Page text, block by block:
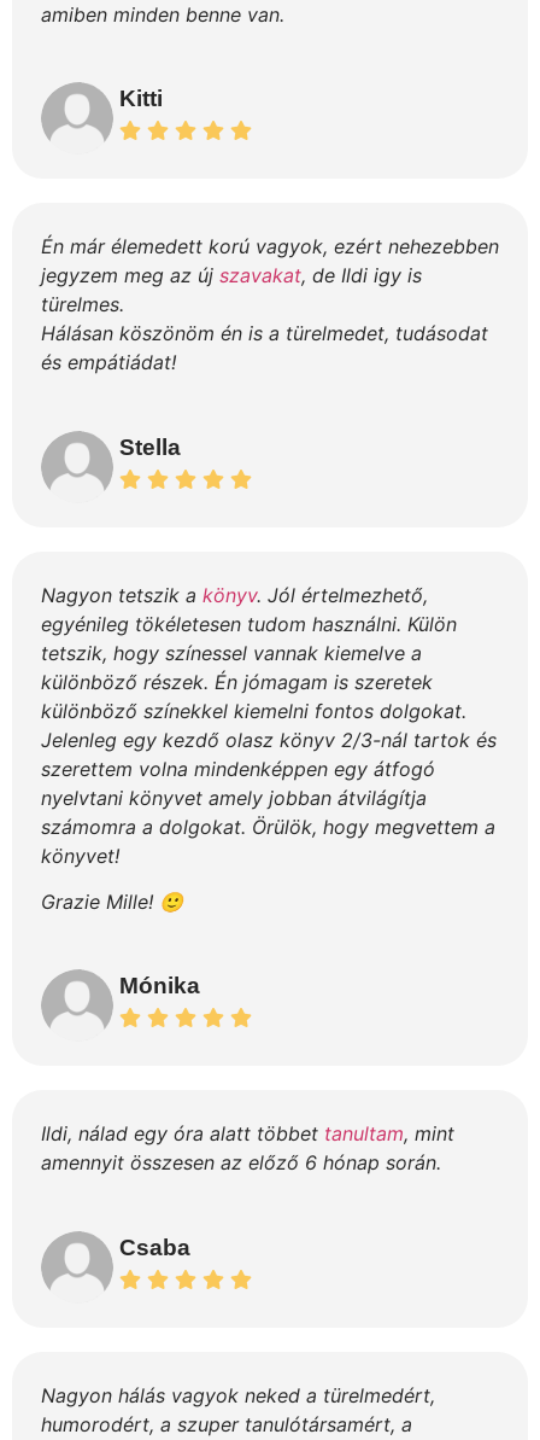
amiben minden benne van.
Kitti
Én már élemedett korú vagyok, ezért nehezebben
jegyzem meg az új szavakat, de Ildi igy is
türelmes.
Hálásan köszönöm én is a türelmedet, tudásodat
és empátiádat!
Stella
Nagyon tetszik a könyv. Jól értelmezhető,
egyénileg tökéletesen tudom használni. Külön
tetszik, hogy színessel vannak kiemelve a
különböző részek. Én jómagam is szeretek
különböző színekkel kiemelni fontos dolgokat.
Jelenleg egy kezdő olasz könyv 2/3-nál tartok és
szerettem volna mindenképpen egy átfogó
nyelvtani könyvet amely jobban átvilágítja
számomra a dolgokat. Örülök, hogy megvettem a
könyvet!
Grazie Mille! 🙂
Mónika
Ildi, nálad egy óra alatt többet tanultam, mint
amennyit összesen az előző 6 hónap során.
Csaba
Nagyon hálás vagyok neked a türelmedért,
humorodért, a szuper tanulótársamért, a